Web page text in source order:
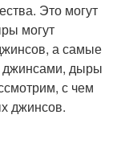
Это могут
могут
а самые
джинсами, дыры
с чем
джинсов.